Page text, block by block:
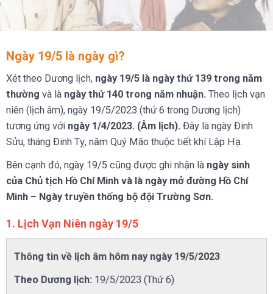
Ngày 19/5 là ngày gì?
Xét theo Dương lịch, ngày 19/5 là ngày thứ 139 trong năm
thường và là ngày thứ 140 trong năm nhuận. Theo lịch vạn
niên (lịch âm), ngày 19/5/2023 (thứ 6 trong Dương lịch)
tương ứng với ngày 1/4/2023. (Âm lịch). Đây là ngày Đinh
Sửu, tháng Đinh Tỵ, năm Quý Mão thuộc tiết khí Lập Hạ.
Bên cạnh đó, ngày 19/5 cũng được ghi nhận là ngày sinh
của Chủ tịch Hồ Chí Minh và là ngày mở đường Hồ Chí
Minh – Ngày truyền thống bộ đội Trường Sơn.
1. Lịch Vạn Niên ngày 19/5
Thông tin về lịch âm hôm nay ngày 19/5/2023
Theo Dương lịch: 19/5/2023 (Thứ 6)